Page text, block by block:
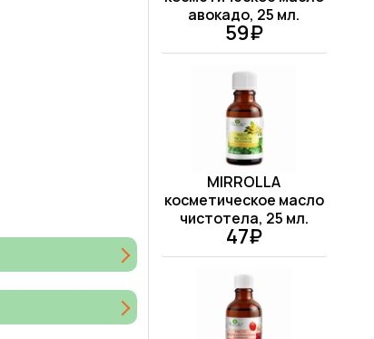
авокадо, 25 мл.
59₽
MIRROLLA
косметическое масло
чистотела, 25 мл.
47₽